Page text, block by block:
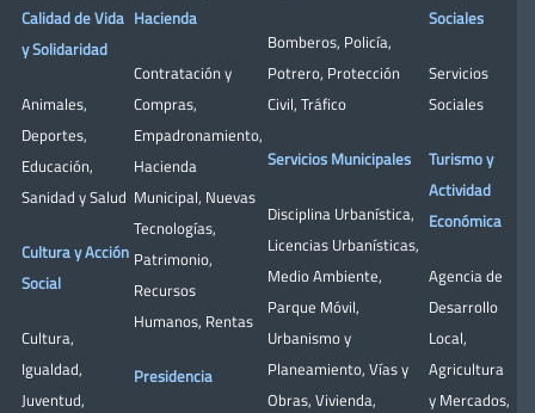
Calidad de Vida
y Solidaridad
Animales,
Deportes,
Educación,
Sanidad y Salud
Cultura y Acción
Social
Cultura,
Igualdad,
Juventud,
Hacienda
Contratación y
Compras,
Empadronamiento,
Hacienda
Municipal, Nuevas
Tecnologías,
Patrimonio,
Recursos
Humanos, Rentas
Presidencia
Bomberos, Policía,
Potrero, Protección
Civil, Tráfico
Servicios Municipales
Disciplina Urbanística,
Licencias Urbanísticas,
Medio Ambiente,
Parque Móvil,
Urbanismo y
Planeamiento, Vías y
Obras, Vivienda,
Sociales
Servicios
Sociales
Turismo y
Actividad
Económica
Agencia de
Desarrollo
Local,
Agricultura
y Mercados,